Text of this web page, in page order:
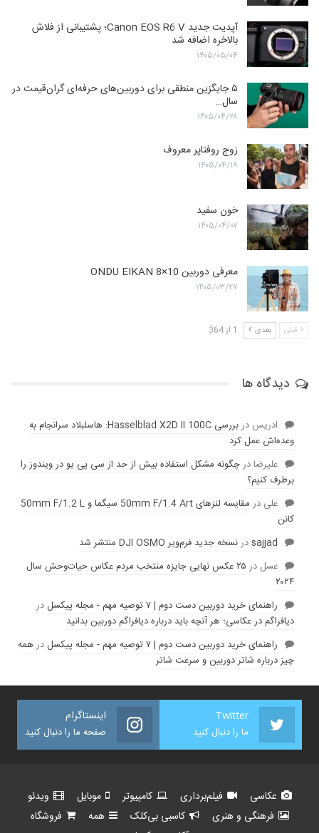
آپدیت جدید Canon EOS R6 V؛ پشتیبانی از فلاش
بالاخره اضافه شد
۱۴۰۵/۰۵/۰۴
۵ جایگزین منطقی برای دوربین‌های حرفه‌ای گران‌قیمت در
سال…
۱۴۰۵/۰۴/۲۸
زوج روفتاپر معروف
۱۴۰۵/۰۴/۱۸
خون سفید
۱۴۰۵/۰۴/۰۷
معرفی دوربین ONDU EIKAN 8×10
۱۴۰۵/۰۳/۲۷
قبلی بعدی 1 از 364
دیدگاه ها
ادریس در
بررسی Hasselblad X2D II 100C: هاسلبلاد سرانجام به
وعده‌‌اش عمل کرد
عليرضادرچگونه مشکل استفاده بیش از حد از سی پی یو در ویندوز را
برطرف کنیم؟
علی در
مقایسه لنز‌های 50mm F/1.4 Art سیگما و 50mm F/1.2 L
کانن
sajjadدرنسخه جدید فرم‌ویر DJI OSMO منتشر شد
عسل در
۲۵ عکس نهایی جایزه منتخب مردم عکاس حیات‌وحش سال
۲۰۲۴
راهنمای خرید دوربین دست دوم | ۷ توصیه مهم - مجله پیکسل
در
دیافراگم در عکاسی؛ هر آنچه باید درباره دیافراگم دوربین بدانید
راهنمای خرید دوربین دست دوم | ۷ توصیه مهم - مجله پیکسل
در همه
چیز درباره شاتر دوربین و سرعت شاتر
Twitter
ما را دنبال کنید
اینستاگرام
صفحه ما را دنبال کنید
عکاسی فیلم‌برداری کامپیوتر موبایل
ویدئو
فرهنگی و هنری
کاسبی بی‌کلک همه
فروشگاه